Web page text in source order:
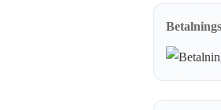
för
0,45
liters